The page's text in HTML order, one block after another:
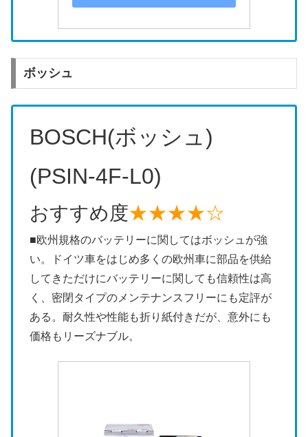
ボッシュ
BOSCH(ボッシュ)
(PSIN-4F-L0)
おすすめ度★★★★☆
■欧州規格のバッテリーに関してはボッシュが強
い。ドイツ車をはじめ多くの欧州車に部品を供給
してきただけにバッテリーに関しても信頼性は高
く、密閉タイプのメンテナンスフリーにも定評が
ある。耐久性や性能も折り紙付きだが、意外にも
価格もリーズナブル。